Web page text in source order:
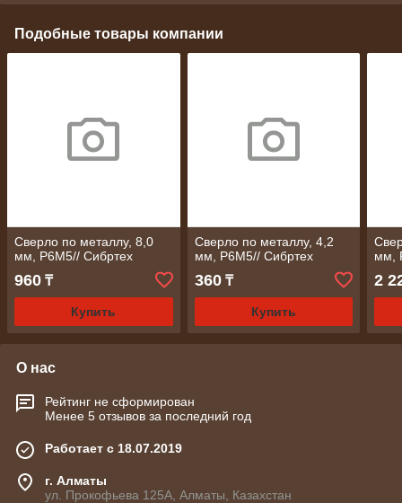
Подобные товары компании
Сверло по металлу, 8,0
мм, Р6М5// Сибртех
960 ₸
Купить
Сверло по металлу, 4,2
мм, Р6М5// Сибртех
360₸
Купить
мм,
2
О нас
Рейтинг не сформирован
Менее 5 отзывов за последний год
Работает с 18.07.2019
г. Алматы
ул. Прокофьева 125А, Алматы, Казахстан